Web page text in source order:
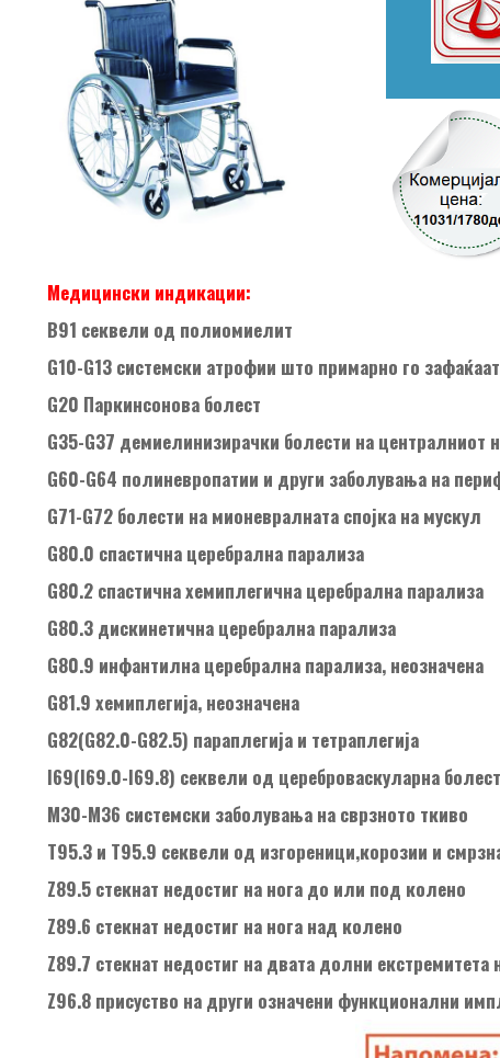
Медицински индикации:
B91 секвели од полиомиелит
G10-G13 системски атрофии што примарно го
G20 Паркинсонова болест
G35-G37 демиелинизирачки болести на централниот
G60-G64 полиневропатии и други заболувања на
G71-G72 болести на мионевралната спојка на мускул
G80.0 спастична церебрална парализа
G80.2 спастична хемиплегична церебрална парализа
G80.3 дискинетична церебрална парализа
G80.9 инфантилна церебрална парализа, неозначена
G81.9 хемиплегија, неозначена
G82(G82.0-G82.5) параплегија и тетраплегија
I69(I69.0-I69.8) секвели од цереброваскуларна болест
M30-M36 системски заболувања на сврзното ткиво
Т95.3 и Т95.9 секвели од изгореници,корозии и
Z89.5 стекнат недостиг на нога до или под колено
Z89.6 стекнат недостиг на нога над колено
Z89.7 стекнат недостиг на двата долни
Z96.8 присуство на други означени функционални